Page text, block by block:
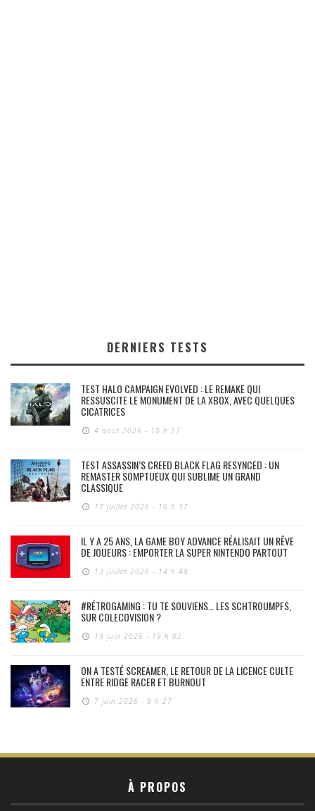
DERNIERS TESTS
TEST HALO CAMPAIGN EVOLVED : LE REMAKE QUI
RESSUSCITE LE MONUMENT DE LA XBOX, AVEC QUELQUES
CICATRICES
4 août 2026 - 10 h 17
TEST ASSASSIN’S CREED BLACK FLAG RESYNCED : UN
REMASTER SOMPTUEUX QUI SUBLIME UN GRAND
CLASSIQUE
17 juillet 2026 - 10 h 37
IL Y A 25 ANS, LA GAME BOY ADVANCE RÉALISAIT UN RÊVE
DE JOUEURS : EMPORTER LA SUPER NINTENDO PARTOUT
13 juillet 2026 - 14 h 48
#RÉTROGAMING : TU TE SOUVIENS… LES SCHTROUMPFS,
SUR COLECOVISION ?
19 juin 2026 - 19 h 02
ON A TESTÉ SCREAMER, LE RETOUR DE LA LICENCE CULTE
ENTRE RIDGE RACER ET BURNOUT
7 juin 2026 - 9 h 27
À PROPOS